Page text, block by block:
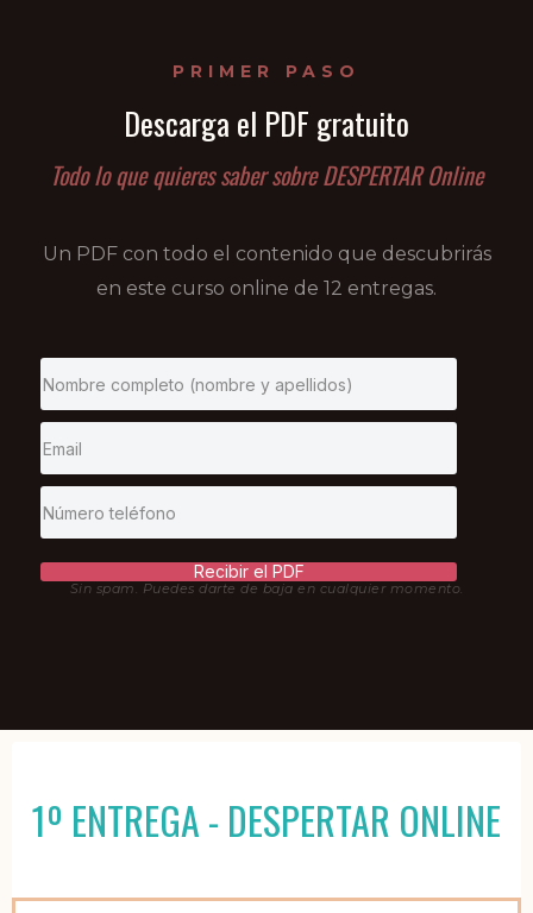
PRIMER PASO
Descarga el PDF gratuito
Todo lo que quieres saber sobre DESPERTAR Online
Un PDF con todo el contenido que descubrirás
en este curso online de 12 entregas.
Recibir el PDF
Sin spam. Puedes darte de baja en cualquier momento.
1º ENTREGA - DESPERTAR ONLINE